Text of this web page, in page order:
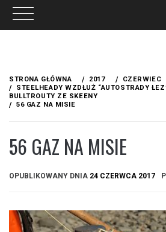
treści
STRONA GŁÓWNA 2017 CZERWIEC
STEELHEADY WZDŁUŻ “AUTOSTRADY
BULLTROUTY ZE SKEENY
56 GAZ NA MISIE
56 GAZ NA MISIE
OPUBLIKOWANY DNIA 24 CZERWCA 2017